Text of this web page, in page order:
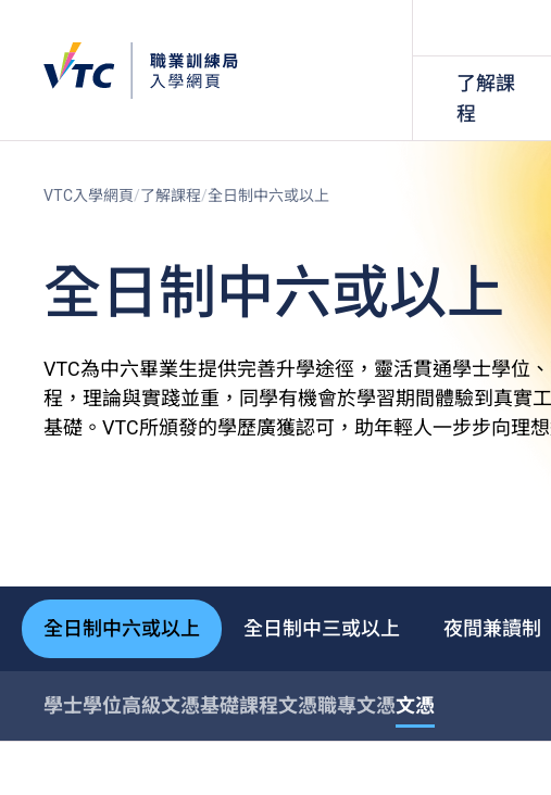
了解課
程
VTC入學網頁 了解課程 全日制中六或以上
全日制中六或以上
VTC為中六畢業生提供完善升學途徑，靈活貫通學士學位
程，理論與實踐並重，同學有機會於學習期間體驗到真實
基礎。VTC所頒發的學歷廣獲認可，助年輕人一步步向理想
全日制中六或以上 全日制中三或以上 夜間兼讀制
學士學位高級文憑基礎課程文憑職專文憑文憑